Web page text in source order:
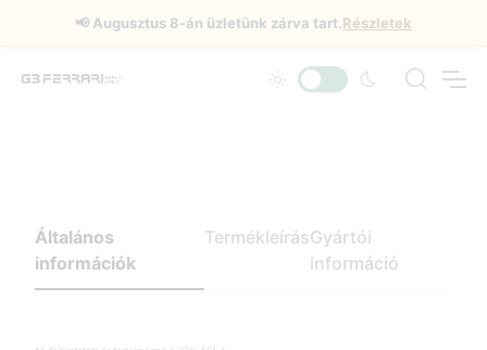
📢Augusztus 8-án üzletünk zárva tart.Részletek
Általános
információk
TermékleírásGyártói
információ